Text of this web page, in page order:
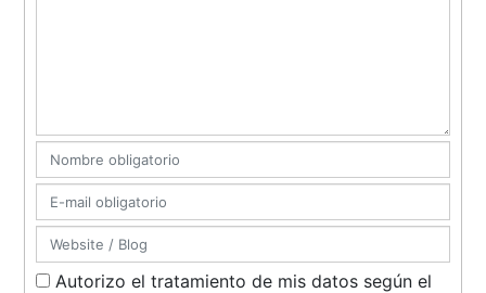
Autorizo el tratamiento de mis datos según el